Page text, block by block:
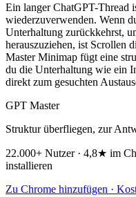
Ein langer ChatGPT-Thread
wiederzuverwenden. Wenn
Unterhaltung zurückkehrst,
herauszuziehen, ist Scrollen
Master Minimap fügt eine
du die Unterhaltung wie ein
direkt zum gesuchten
GPT Master
Struktur überfliegen, zur
22.000+ Nutzer · 4,8★ im
installieren
Zu Chrome hinzufügen ·